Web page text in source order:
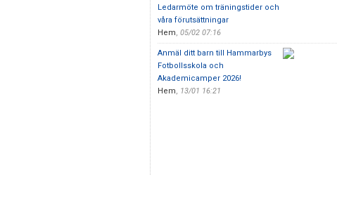
Ledarmöte om träningstider och
våra förutsättningar
Hem, 05/02 07:16
Anmäl ditt barn till Hammarbys
Fotbollsskola och
Akademicamper 2026!
Hem, 13/01 16:21